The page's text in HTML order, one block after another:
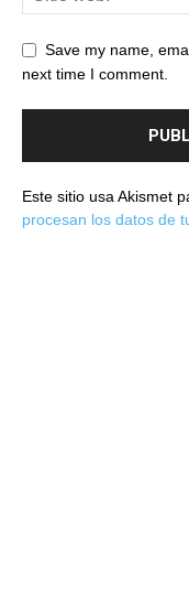
Save my name,
next time I comment.
Este sitio usa Akismet
procesan los datos de